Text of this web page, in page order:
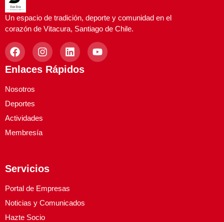
Un espacio de tradición, deporte y comunidad en el
corazón de Vitacura, Santiago de Chile.
Enlaces Rápidos
Nosotros
Deportes
Actividades
Membresía
Servicios
Portal de Empresas
Noticias y Comunicados
Hazte Socio